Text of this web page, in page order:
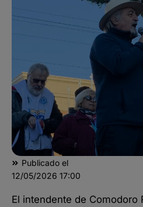
Publicado el
12/05/2026 17:00
El intendente de Comodoro